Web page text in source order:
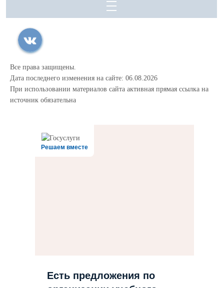
Все права защищены.
Дата последнего изменения на сайте: 06.08.2026
При использовании материалов сайта активная прямая ссылка на
источник обязательна
Решаем вместе
Есть предложения по